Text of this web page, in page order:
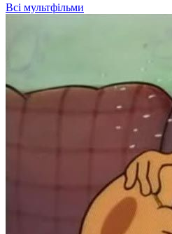
Всі мультфільми